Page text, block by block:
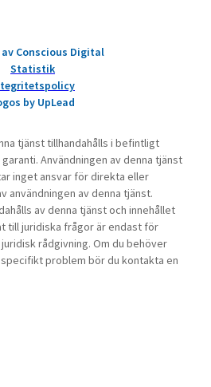
Conscious Digital
Statistik
by UpLead
tjänst tillhandahålls i befintligt
Användningen av denna tjänst
inget ansvar för direkta eller
användningen av denna tjänst.
av denna tjänst och innehållet
till juridiska frågor är endast för
rådgivning. Om du behöver
problem bör du kontakta en